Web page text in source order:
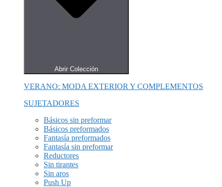
Abrir Colección
VERANO: MODA EXTERIOR Y COMPLEMENTOS
SUJETADORES
Básicos sin preformar
Básicos preformados
Fantasía preformados
Fantasía sin preformar
Reductores
Sin tirantes
Sin aros
Push Up